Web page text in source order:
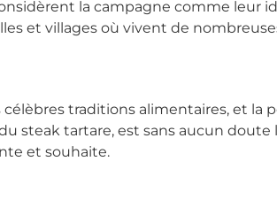
la campagne comme leur
et villages où vivent de
traditions alimentaires, et la
du steak tartare, est sans aucun
et souhaite.